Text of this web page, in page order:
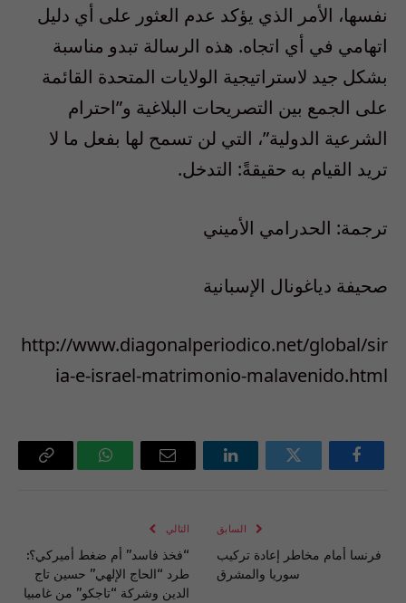
نفسها، الأمر الذي يؤكد عدم العثور على أي دليل
اتهامي في أي اتجاه. هذه الرسالة تبدو مناسبة
بشكل جيد لاستراتيجية الولايات المتحدة القائمة
على الجمع بين التصريحات البلاغية و”احترام
الشرعية الدولية”، التي لن تسمح لها بفعل ما لا
تريد القيام به حقيقةً: التدخل.
ترجمة: الحدرامي الأميني
صحيفة دياغونال الإسبانية
http://www.diagonalperiodico.net/global/sir
ia-e-israel-matrimonio-malavenido.html
فيسبوك تويتر لينكدإن
البريد
واتساب Copy
السابق
فرنسا أمام مخاطر إعادة تركيب
سوريا والمشرق
التالي
“فخذ فاسد” أم ضغط أميركي؟:
طرد “الحاج الإلهي” حسين تاج
الدين وشركة “تاجكو” من غامبيا